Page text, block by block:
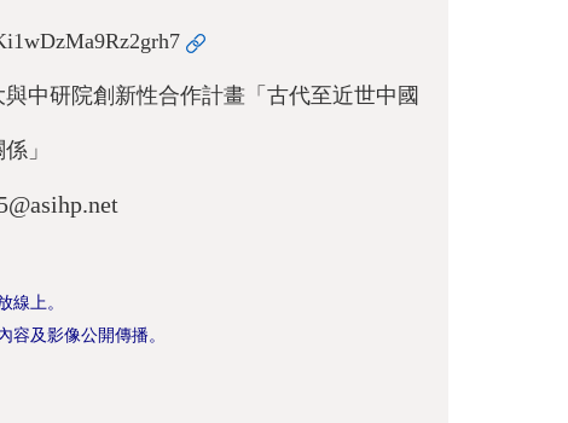
中研院創新性合作計畫「古代至近世中國
」
上。
及影像公開傳播。